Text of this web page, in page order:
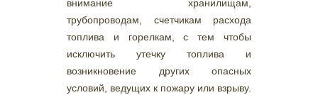
внимание хранилищам,
трубопроводам, счетчикам расхода
топлива и горелкам, с тем чтобы
исключить утечку топлива и
возникновение других опасных
условий, ведущих к пожару или взрыву.